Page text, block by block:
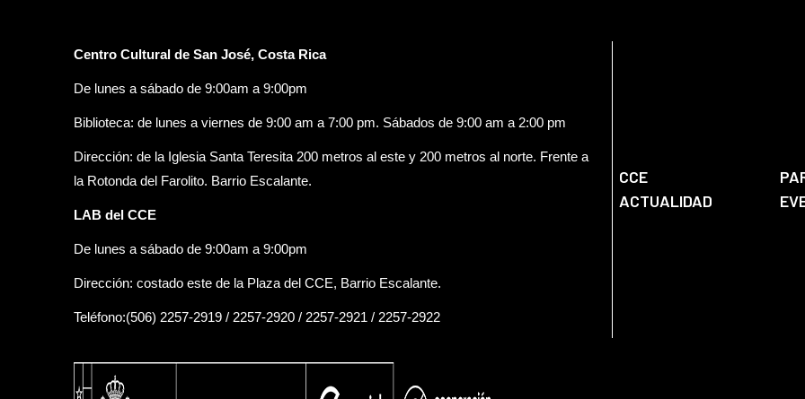
Centro Cultural de San José, Costa Rica
De lunes a sábado de 9:00am a 9:00pm
Biblioteca: de lunes a viernes de 9:00 am a 7:00 pm. Sábados de 9:00 am a 2:00 pm
Dirección: de la Iglesia Santa Teresita 200 metros al este y 200 metros al norte. Frente a
la Rotonda del Farolito. Barrio Escalante.
LAB del CCE
De lunes a sábado de 9:00am a 9:00pm
Dirección: costado este de la Plaza del CCE, Barrio Escalante.
Teléfono:(506) 2257-2919 / 2257-2920 / 2257-2921 / 2257-2922
CCE
ACTUALIDAD